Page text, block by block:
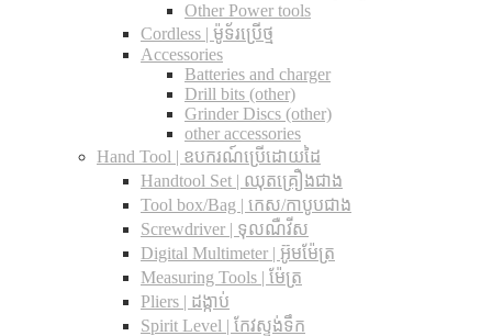
Other Power tools
Cordless​ | ម៉ូទ័រប្រើថ្ម
Accessories
Batteries and charger
Drill bits (other)
Grinder Discs (other)
other accessories
Hand Tool | ឧបករណ៍ប្រើដោយដៃ
Handtool Set | ឈុតគ្រឿងជាង
Tool box/Bag | កេស/កាបូបជាង
Screwdriver | ទុលណឺវីស
Digital Multimeter | អ៊ូមម៉ែត្រ
Measuring Tools | ម៉ែត្រ
Pliers | ដង្កាប់
Spirit Level | កែវស្ទង់ទឹក